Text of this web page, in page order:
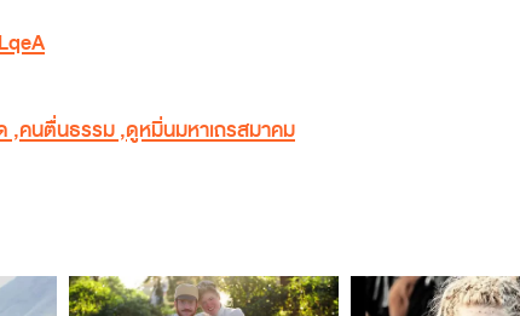
,คนตื่นธรรม,ดูหมิ่นมหาเถรสมาคม